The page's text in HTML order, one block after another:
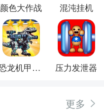
颜色大作战 混沌挂机
恐龙机甲射手 压力发泄器
更多